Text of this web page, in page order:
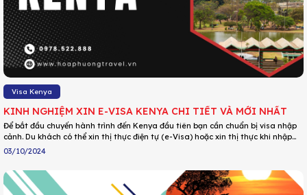
Visa Kenya
KINH NGHIỆM XIN E-VISA KENYA CHI TIẾT VÀ MỚI NHẤT
Để bắt đầu chuyến hành trình đến Kenya đầu tiên bạn cần chuẩn bị visa nhập
cảnh. Du khách có thể xin thị thực điện tự (e-Visa) hoặc xin thị thực khi nhập
cảnh (visa on arrival). Thông tin chi tiết của 2 loại thị thực này bạn vui lòng
03/10/2024